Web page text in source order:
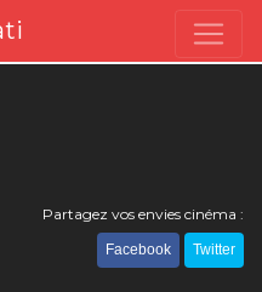
Partagez vos envies cinéma :
Facebook Twitter